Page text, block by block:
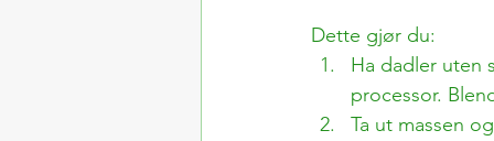
Dette gjør du:
Ha dadler uten
processor.
Ta ut massen